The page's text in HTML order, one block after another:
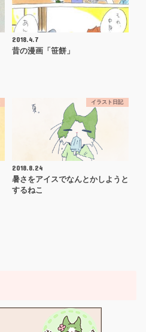
2018.4.7
昔の漫画「笹餅」
イラスト日記
2018.8.24
暑さをアイスでなんとかしようと
するねこ